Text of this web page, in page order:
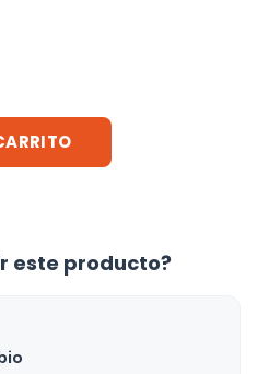
este producto?